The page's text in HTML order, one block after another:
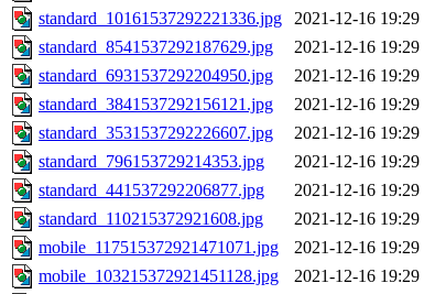
standard_10161537292221336.jpg
2021-12-16 19:29
standard_8541537292187629.jpg
2021-12-16 19:29
standard_6931537292204950.jpg
2021-12-16 19:29
standard_3841537292156121.jpg
2021-12-16 19:29
standard_3531537292226607.jpg
2021-12-16 19:29
standard_796153729214353.jpg
2021-12-16 19:29
standard_441537292206877.jpg
2021-12-16 19:29
standard_110215372921608.jpg
2021-12-16 19:29
mobile_117515372921471071.jpg
2021-12-16 19:29
mobile_103215372921451128.jpg
2021-12-16 19:29